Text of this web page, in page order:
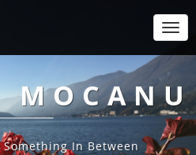
MOCANU
Something In Between